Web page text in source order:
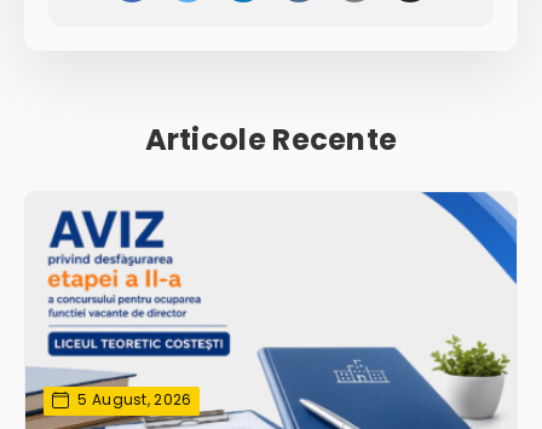
Articole Recente
5 August, 2026